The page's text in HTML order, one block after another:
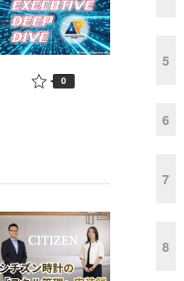
0
5
6
7
8